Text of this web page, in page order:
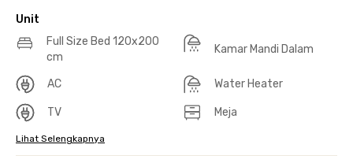
Unit
Full Size Bed 120x200
cm
Kamar Mandi Dalam
AC Water Heater
TV Meja
Lihat Selengkapnya